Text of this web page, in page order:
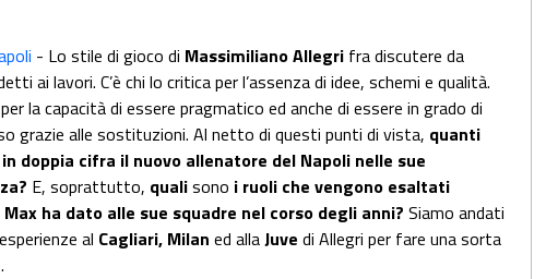
- Lo stile di gioco di MassimilianoAllegri fra discutere da
ai lavori. C’è chi lo critica per l’assenza di idee, schemi e qualità.
la capacità di essere pragmatico ed anche di essere in grado di
grazie alle sostituzioni. Al netto di questi punti di vista, quanti
doppia cifra il nuovo allenatore del Napoli nelle sue
E, soprattutto, qualisono i ruoli che vengono esaltati
ha dato alle sue squadre nel corso degli anni? Siamo andati
al Cagliari, Milan ed allaJuve di Allegri per fare una sorta